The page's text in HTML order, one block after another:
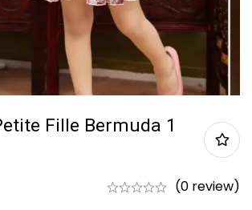
Fille Bermuda 1
(0 review)